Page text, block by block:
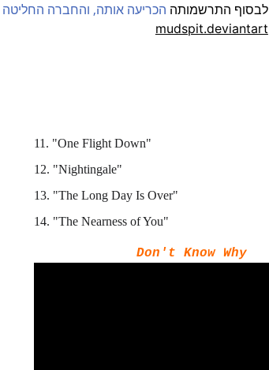
לבסוף התרשמותה הכריעה אותה, והחברה החליטה
mudspit.deviantart
11. "One Flight Down"
12. "Nightingale"
13. "The Long Day Is Over"
14. "The Nearness of You"
Don't Know Why